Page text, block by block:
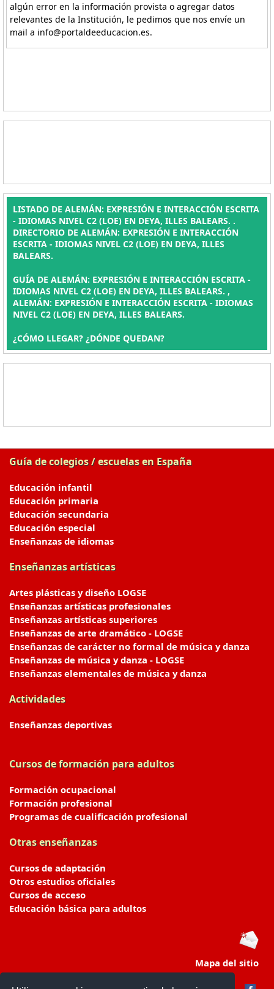
algún error en la información provista o agregar datos
relevantes de la Institución, le pedimos que nos envíe un
mail a info@portaldeeducacion.es.
LISTADO DE ALEMÁN: EXPRESIÓN E INTERACCIÓN ESCRITA
- IDIOMAS NIVEL C2 (LOE) EN DEYA, ILLES BALEARS. .
DIRECTORIO DE ALEMÁN: EXPRESIÓN E INTERACCIÓN
ESCRITA - IDIOMAS NIVEL C2 (LOE) EN DEYA, ILLES
BALEARS.
GUÍA DE ALEMÁN: EXPRESIÓN E INTERACCIÓN ESCRITA -
IDIOMAS NIVEL C2 (LOE) EN DEYA, ILLES BALEARS. ,
ALEMÁN: EXPRESIÓN E INTERACCIÓN ESCRITA - IDIOMAS
NIVEL C2 (LOE) EN DEYA, ILLES BALEARS.
¿CÓMO LLEGAR? ¿DÓNDE QUEDAN?
Guía de colegios / escuelas en España
Educación infantil
Educación primaria
Educación secundaria
Educación especial
Enseñanzas de idiomas
Enseñanzas artísticas
Artes plásticas y diseño LOGSE
Enseñanzas artísticas profesionales
Enseñanzas artísticas superiores
Enseñanzas de arte dramático - LOGSE
Enseñanzas de carácter no formal de música y danza
Enseñanzas de música y danza - LOGSE
Enseñanzas elementales de música y danza
Actividades
Enseñanzas deportivas
Cursos de formación para adultos
Formación ocupacional
Formación profesional
Programas de cualificación profesional
Otras enseñanzas
Cursos de adaptación
Otros estudios oficiales
Cursos de acceso
Educación básica para adultos
Mapa del sitio